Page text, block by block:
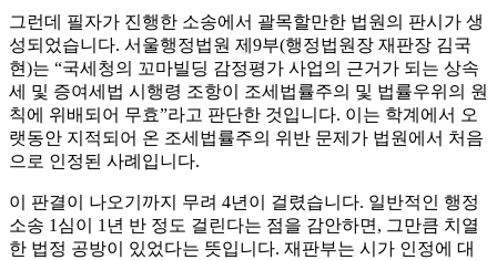
그런데 필자가 진행한 소송에서 괄목할만한 법원의 판시가 생
성되었습니다. 서울행정법원 제9부(행정법원장 재판장 김국
현)는 “국세청의 꼬마빌딩 감정평가 사업의 근거가 되는 상속
세 및 증여세법 시행령 조항이 조세법률주의 및 법률우위의 원
칙에 위배되어 무효”라고 판단한 것입니다. 이는 학계에서 오
랫동안 지적되어 온 조세법률주의 위반 문제가 법원에서 처음
으로 인정된 사례입니다.
이 판결이 나오기까지 무려 4년이 걸렸습니다. 일반적인 행정
소송 1심이 1년 반 정도 걸린다는 점을 감안하면, 그만큼 치열
한 법정 공방이 있었다는 뜻입니다. 재판부는 시가 인정에 대